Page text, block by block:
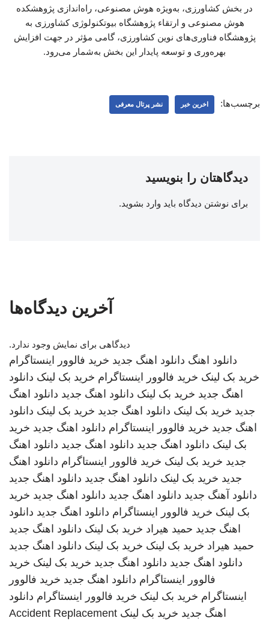
در بخش کشاورزی، به‌ویژه هوش مصنوعی، راه‌اندازی پژوهشکده
هوش مصنوعی و ارتقاء پژوهشگاه بیوتکنولوژی کشاورزی به
پژوهشگاه فناوری‌های نوین کشاورزی، گامی مؤثر در جهت افزایش
بهره‌وری و توسعه پایدار این بخش به‌شمار می‌رود.
برچسب‌ها: اخرین خبر نشر پرتال معرفی
دیدگاهتان را بنویسید
برای نوشتن دیدگاه باید وارد بشوید.
آخرین دیدگاه‌ها
دیدگاهی برای نمایش وجود ندارد.
دانلود اهنگ دانلود اهنگ جدید خرید فالوور اینستاگرام
خرید بک لینک خرید فالوور اینستاگرام خرید بک لینک دانلود
اهنگ جدید خرید بک لینک دانلود اهنگ جدید دانلود اهنگ
جدید خرید بک لینک دانلود اهنگ جدید خرید بک لینک دانلود
اهنگ جدید خرید فالوور اینستاگرام دانلود اهنگ جدید خرید
بک لینک دانلود اهنگ جدید دانلود اهنگ جدید دانلود اهنگ
جدید خرید بک لینک خرید فالوور اینستاگرام دانلود اهنگ
جدید خرید بک لینک دانلود اهنگ جدید دانلود اهنگ جدید
دانلود آهنگ جدید دانلود اهنگ جدید دانلود اهنگ جدید خرید
بک لینک خرید فالوور اینستاگرام دانلود اهنگ جدید دانلود
اهنگ جدید حمید هیراد خرید بک لینک دانلود اهنگ جدید
حمید هیراد خرید بک لینک خرید بک لینک دانلود اهنگ جدید
دانلود اهنگ جدید دانلود اهنگ جدید خرید بک لینک خرید
فالوور اینستاگرام دانلود اهنگ جدید خرید فالوور
اینستاگرام خرید بک لینک خرید فالوور اینستاگرام دانلود
اهنگ جدید خرید بک لینک Accident Replacement